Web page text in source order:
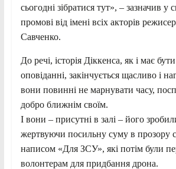
сьогодні зібратися тут», – зазначив у
промові від імені всіх акторів
Савченко.
До речі, історія Діккенса, як і має
оповіданні, закінчується щасливо і
вони повинні не марнувати часу,
добро ближнім своїм.
І вони – присутні в залі – його
жертвуючи посильну суму в прозору
написом «Для ЗСУ», які потім були
волонтерам для придбання дрона.